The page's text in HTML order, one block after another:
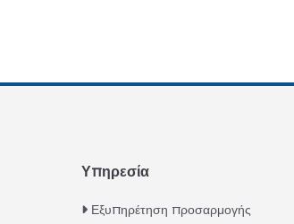
Υπηρεσία
Εξυπηρέτηση προσαρμογής